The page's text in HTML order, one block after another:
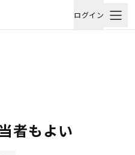
ログイン
者もよい